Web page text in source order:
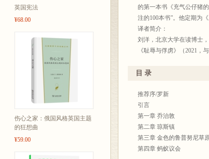
英国宪法
¥68.00
伤心之家：俄国风格英国主题
的狂想曲
¥59.00
——《华尔街日报》
吉姆雷特写下了一部充满
地描绘了地球上最后一片未
——《纽约时报书评》
★2012年斯坦福•杜曼年度
★英国旅行作家吉姆雷特为
★奇异的地理环境，使它鲜
数千之众的河流、遍布淤
扰，也成就了伊夫林•沃和
★多样性的生物，使它成为
个头最大的蚂蚁、体形最
的第一本书《充气公仔猪
注的100本书”。他定期为
译者简介：
刘洋，北京大学在读博士
《耻辱与俘虏》（2021，
目 录
推荐序/罗新
引言
第一章 乔治敦
第二章 琼斯镇
第三章 金色的鲁普努尼草
第四章 蚂蚁议会